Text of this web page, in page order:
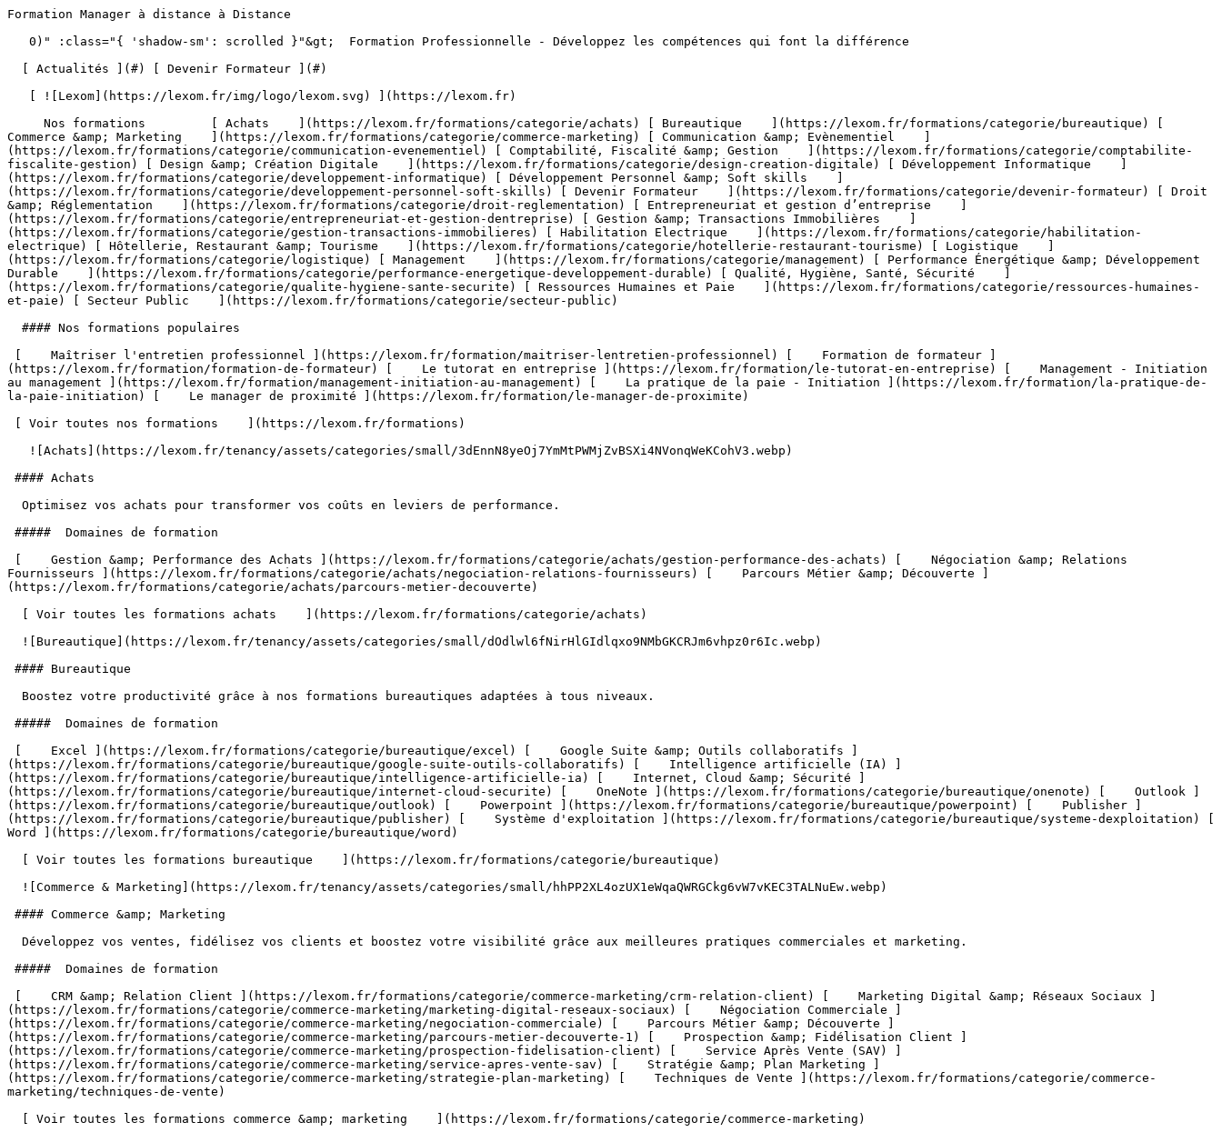
Formation Manager à distance à Distance                                   

   0)" :class="{ 'shadow-sm': scrolled }"&gt;  Formation Professionnelle - Développez les compétences qui font la différence 

  [ Actualités ](#) [ Devenir Formateur ](#)  

   [ ![Lexom](https://lexom.fr/img/logo/lexom.svg) ](https://lexom.fr) 

     Nos formations         [ Achats    ](https://lexom.fr/formations/categorie/achats) [ Bureautique    ](https://lexom.fr/formations/categorie/bureautique) [ Commerce &amp; Marketing    ](https://lexom.fr/formations/categorie/commerce-marketing) [ Communication &amp; Evènementiel    ](https://lexom.fr/formations/categorie/communication-evenementiel) [ Comptabilité, Fiscalité &amp; Gestion    ](https://lexom.fr/formations/categorie/comptabilite-fiscalite-gestion) [ Design &amp; Création Digitale    ](https://lexom.fr/formations/categorie/design-creation-digitale) [ Développement Informatique    ](https://lexom.fr/formations/categorie/developpement-informatique) [ Développement Personnel &amp; Soft skills    ](https://lexom.fr/formations/categorie/developpement-personnel-soft-skills) [ Devenir Formateur    ](https://lexom.fr/formations/categorie/devenir-formateur) [ Droit &amp; Réglementation    ](https://lexom.fr/formations/categorie/droit-reglementation) [ Entrepreneuriat et gestion d’entreprise    ](https://lexom.fr/formations/categorie/entrepreneuriat-et-gestion-dentreprise) [ Gestion &amp; Transactions Immobilières    ](https://lexom.fr/formations/categorie/gestion-transactions-immobilieres) [ Habilitation Electrique    ](https://lexom.fr/formations/categorie/habilitation-electrique) [ Hôtellerie, Restaurant &amp; Tourisme    ](https://lexom.fr/formations/categorie/hotellerie-restaurant-tourisme) [ Logistique    ](https://lexom.fr/formations/categorie/logistique) [ Management    ](https://lexom.fr/formations/categorie/management) [ Performance Énergétique &amp; Développement Durable    ](https://lexom.fr/formations/categorie/performance-energetique-developpement-durable) [ Qualité, Hygiène, Santé, Sécurité    ](https://lexom.fr/formations/categorie/qualite-hygiene-sante-securite) [ Ressources Humaines et Paie    ](https://lexom.fr/formations/categorie/ressources-humaines-et-paie) [ Secteur Public    ](https://lexom.fr/formations/categorie/secteur-public) 

  #### Nos formations populaires

 [    Maîtriser l'entretien professionnel ](https://lexom.fr/formation/maitriser-lentretien-professionnel) [    Formation de formateur ](https://lexom.fr/formation/formation-de-formateur) [    Le tutorat en entreprise ](https://lexom.fr/formation/le-tutorat-en-entreprise) [    Management - Initiation au management ](https://lexom.fr/formation/management-initiation-au-management) [    La pratique de la paie - Initiation ](https://lexom.fr/formation/la-pratique-de-la-paie-initiation) [    Le manager de proximité ](https://lexom.fr/formation/le-manager-de-proximite) 

 [ Voir toutes nos formations    ](https://lexom.fr/formations) 

   ![Achats](https://lexom.fr/tenancy/assets/categories/small/3dEnnN8yeOj7YmMtPWMjZvBSXi4NVonqWeKCohV3.webp) 

 #### Achats 

  Optimisez vos achats pour transformer vos coûts en leviers de performance.

 #####  Domaines de formation 

 [    Gestion &amp; Performance des Achats ](https://lexom.fr/formations/categorie/achats/gestion-performance-des-achats) [    Négociation &amp; Relations Fournisseurs ](https://lexom.fr/formations/categorie/achats/negociation-relations-fournisseurs) [    Parcours Métier &amp; Découverte ](https://lexom.fr/formations/categorie/achats/parcours-metier-decouverte) 

  [ Voir toutes les formations achats    ](https://lexom.fr/formations/categorie/achats) 

  ![Bureautique](https://lexom.fr/tenancy/assets/categories/small/dOdlwl6fNirHlGIdlqxo9NMbGKCRJm6vhpz0r6Ic.webp) 

 #### Bureautique 

  Boostez votre productivité grâce à nos formations bureautiques adaptées à tous niveaux.

 #####  Domaines de formation 

 [    Excel ](https://lexom.fr/formations/categorie/bureautique/excel) [    Google Suite &amp; Outils collaboratifs ](https://lexom.fr/formations/categorie/bureautique/google-suite-outils-collaboratifs) [    Intelligence artificielle (IA) ](https://lexom.fr/formations/categorie/bureautique/intelligence-artificielle-ia) [    Internet, Cloud &amp; Sécurité ](https://lexom.fr/formations/categorie/bureautique/internet-cloud-securite) [    OneNote ](https://lexom.fr/formations/categorie/bureautique/onenote) [    Outlook ](https://lexom.fr/formations/categorie/bureautique/outlook) [    Powerpoint ](https://lexom.fr/formations/categorie/bureautique/powerpoint) [    Publisher ](https://lexom.fr/formations/categorie/bureautique/publisher) [    Système d'exploitation ](https://lexom.fr/formations/categorie/bureautique/systeme-dexploitation) [    Word ](https://lexom.fr/formations/categorie/bureautique/word) 

  [ Voir toutes les formations bureautique    ](https://lexom.fr/formations/categorie/bureautique) 

  ![Commerce & Marketing](https://lexom.fr/tenancy/assets/categories/small/hhPP2XL4ozUX1eWqaQWRGCkg6vW7vKEC3TALNuEw.webp) 

 #### Commerce &amp; Marketing 

  Développez vos ventes, fidélisez vos clients et boostez votre visibilité grâce aux meilleures pratiques commerciales et marketing.

 #####  Domaines de formation 

 [    CRM &amp; Relation Client ](https://lexom.fr/formations/categorie/commerce-marketing/crm-relation-client) [    Marketing Digital &amp; Réseaux Sociaux ](https://lexom.fr/formations/categorie/commerce-marketing/marketing-digital-reseaux-sociaux) [    Négociation Commerciale ](https://lexom.fr/formations/categorie/commerce-marketing/negociation-commerciale) [    Parcours Métier &amp; Découverte ](https://lexom.fr/formations/categorie/commerce-marketing/parcours-metier-decouverte-1) [    Prospection &amp; Fidélisation Client ](https://lexom.fr/formations/categorie/commerce-marketing/prospection-fidelisation-client) [    Service Après Vente (SAV) ](https://lexom.fr/formations/categorie/commerce-marketing/service-apres-vente-sav) [    Stratégie &amp; Plan Marketing ](https://lexom.fr/formations/categorie/commerce-marketing/strategie-plan-marketing) [    Techniques de Vente ](https://lexom.fr/formations/categorie/commerce-marketing/techniques-de-vente) 

  [ Voir toutes les formations commerce &amp; marketing    ](https://lexom.fr/formations/categorie/commerce-marketing) 

  ![Communication & Evènementiel](https://lexom.fr/tenancy/assets/categories/small/S8UCgEtfGZCGsuKcIuFAO1dGJU8nvHNu4BUZwdRi.webp) 

 #### Communication &amp; Evènementiel 

  Alliez communication impactante et organisation d’événements réussis pour marquer les esprits et créer du lien.

 #####  Domaines de formation 

 [    Communication Digitale &amp; Réseaux Sociaux ](https://lexom.fr/formations/categorie/communication-evenementiel/communication-digitale-reseaux-sociaux) [    Communication Interne &amp; Externe ](https://lexom.fr/formations/categorie/communication-evenementiel/communication-interne-externe) [    Organisation d’Événements Professionnels ](https://lexom.fr/formations/categorie/communication-evenementiel/organisation-devenements-professionnels) [    Parcours Métier &amp; Découverte ](https://lexom.fr/formations/categorie/communication-evenementiel/parcours-metier-decouverte-12) 

  [ Voir toutes les formations communication &amp; evènementiel    ](https://lexom.fr/formations/categorie/communication-evenementiel) 

  ![Comptabilité, Fiscalité & Gestion](https://lexom.fr/tenancy/assets/categories/small/dVNgmt1tZIUD9woC2rbZbOZoxRUJOR1Gwbjw9vaD.webp) 

 #### Comptabilité, Fiscalité &amp; Gestion 

  Maîtrisez les chiffres, sécurisez vos décisions et pilotez la performance de votre entreprise.

 #####  Domaines de formation 

 [    Comptabilité Générale &amp; Analytique ](https://lexom.fr/formations/categorie/comptabilite-fiscalite-gestion/comptabilite-generale-analytique) [    Contrôle de Gestion &amp; Tableaux de Bord ](https://lexom.fr/formations/categorie/comptabilite-fiscalite-gestion/controle-de-gestion-tableaux-de-bord) [    Fiscalité &amp; Obligations Légales ](https://lexom.fr/formations/categorie/comptabilite-fiscalite-gestion/fiscalite-obligations-legales) [    Gestion Financière &amp; Trésorerie ](https://lexom.fr/formations/categorie/comptabilite-fiscalite-gestion/gestion-financiere-tresorerie) [    Outils de Gestion ](https://lexom.fr/formations/categorie/comptabilite-fiscalite-gestion/outils-de-gestion) [    Parcours Métier &amp; Découverte ](https://lexom.fr/formations/categorie/comptabilite-fiscalite-gestion/parcours-metier-decouverte-2) 

  [ Voir toutes les formations comptabilité, fiscalité &amp; gestion    ](https://lexom.fr/formations/categorie/comptabilite-fiscalite-gestion) 

  ![Design & Création Digitale](https://lexom.fr/tenancy/assets/categories/small/fPTxm2WjoWh7SmGhU1DYvTe3UbKEDe2rjoP3meAQ.webp) 

 #### Design &amp; Création Digitale 

  Alliez créativité et impact pour donner vie à vos projets digitaux.

 #####  Domaines de formation 

 [    DAO - 3D &amp; CAO ](https://lexom.fr/formations/categorie/design-creation-digitale/dao-3d-cao) [    Graphisme &amp; Design ](https://lexom.fr/formations/categorie/design-creation-digitale/graphisme-design) [    PAO ](https://lexom.fr/formations/categorie/design-creation-digitale/pao) [    Vidéo &amp; Motion Design ](https://lexom.fr/formations/categorie/design-creation-digitale/video-motion-design) 

  [ Voir toutes les formations design &amp; création digitale    ](https://lexom.fr/formations/categorie/design-creation-digitale) 

  ![Développement Informatique](https://lexom.fr/tenancy/assets/categories/small/OcGQIL0de4biUAG0T5MDyjqX9dNcM1J0zHqhyv1c.webp) 

 #### Développement Informatique 

  Devenez acteur du numérique : développez vos compétences en programmation et créez les solutions de demain.

 #####  Domaines de formation 

 [    Applications &amp; Logiciels ](https://lexom.fr/formations/categorie/developpement-informatique/applications-logiciels) [    Bases de Données &amp;